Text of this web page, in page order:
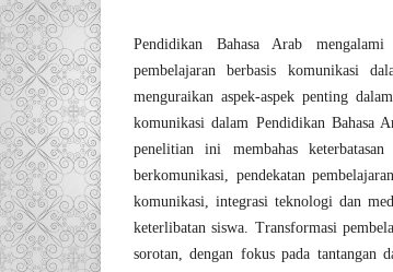
Pendidikan Bahasa Arab
pembelajaran berbasis komunikasi
menguraikan aspek-aspek penting
komunikasi dalam Pendidikan Bahasa
penelitian ini membahas
berkomunikasi, pendekatan
komunikasi, integrasi teknologi dan
keterlibatan siswa. Transformasi
sorotan, dengan fokus pada tantangan